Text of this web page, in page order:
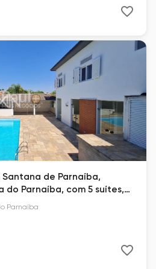
de Parnaíba,
do Parnaíba, com 5 suítes,
Parnaíba